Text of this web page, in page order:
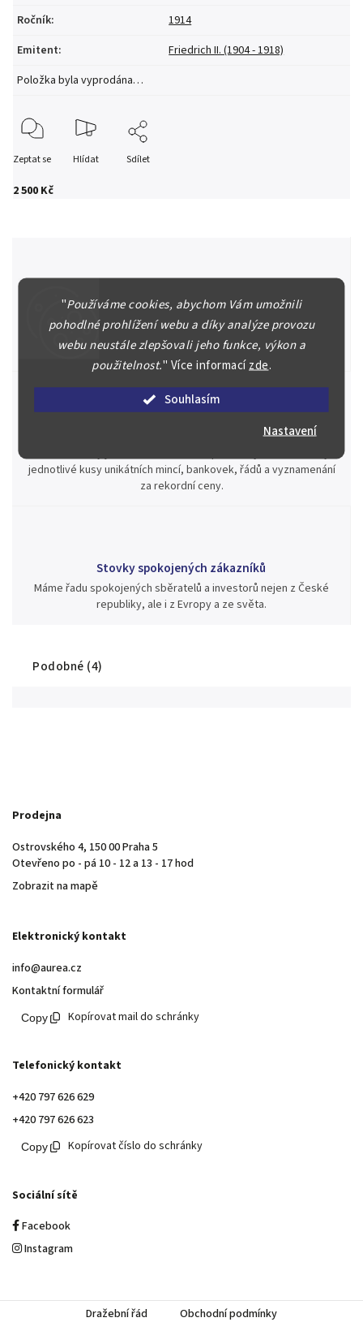
"Používáme cookies, abychom Vám umožnili
pohodlné prohlížení webu a díky analýze provozu
webu neustále zlepšovali jeho funkce, výkon a
použitelnost." Více informacízde.
Souhlasím
Nastavení
2 500 Kč
Ročník:
1914
Emitent:
Friedrich II. (1904 - 1918)
Položka byla vyprodána…
Zeptat se Hlídat Sdílet
Špičkové služby za nejlepší ceny
Náš kolektiv specialistů a znalců se Vám bude plně věnovat.
Posoudíme kvalitu a pravost Vašeho materiálu, prodáme v naší
aukci nebo Vám poradíme kam investovat.
Jsme zde pro Vás nepřetržitě již od roku 2000
jednotlivé kusy unikátních mincí, bankovek, řádů a vyznamenání
za rekordní ceny.
Stovky spokojených zákazníků
Máme řadu spokojených sběratelů a investorů nejen z České
republiky, ale i z Evropy a ze světa.
Podobné (4)
Prodejna
Ostrovského 4, 150 00 Praha 5
Otevřeno po - pá 10 - 12 a 13 - 17 hod
Zobrazit na mapě
Elektronický kontakt
info@aurea.cz
Kontaktní formulář
Kopírovat mail do schránky
Telefonický kontakt
+420 797 626 629
+420 797 626 623
Kopírovat číslo do schránky
Sociální sítě
Facebook
Instagram
Dražební řád
Obchodní podmínky